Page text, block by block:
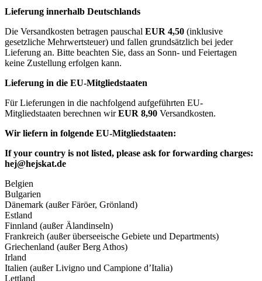
Lieferung innerhalb Deutschlands
Die Versandkosten betragen pauschal EUR 4,50 (inklusive
gesetzliche Mehrwertsteuer) und fallen grundsätzlich bei jeder
Lieferung an. Bitte beachten Sie, dass an Sonn- und Feiertagen
keine Zustellung erfolgen kann.
Lieferung in die EU-Mitgliedstaaten
Für Lieferungen in die nachfolgend aufgeführten EU-
Mitgliedstaaten berechnen wirEUR 8,90 Versandkosten.
Wir liefern in folgende EU-Mitgliedstaaten:
If your country is not listed, please ask for forwarding charges:
hej@hejskat.de
Belgien
Bulgarien
Dänemark (außer Färöer, Grönland)
Estland
Finnland (außer Älandinseln)
Frankreich (außer überseeische Gebiete und Departments)
Griechenland (außer Berg Athos)
Irland
Italien (außer Livigno und Campione d’Italia)
Lettland